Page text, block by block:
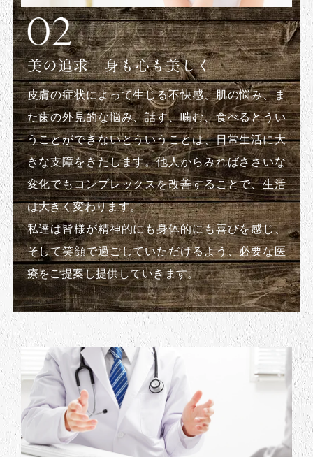
美の追求 身も心も美しく
皮膚の症状によって生じる不快感、肌の悩み、ま
た歯の外見的な悩み、話す、噛む、食べるとうい
うことができないとういうことは、日常生活に大
きな支障をきたします。他人からみればささいな
変化でもコンプレックスを改善することで、生活
は大きく変わります。
私達は皆様が精神的にも身体的にも喜びを感じ、
そして笑顔で過ごしていただけるよう、必要な医
療をご提案し提供していきます。